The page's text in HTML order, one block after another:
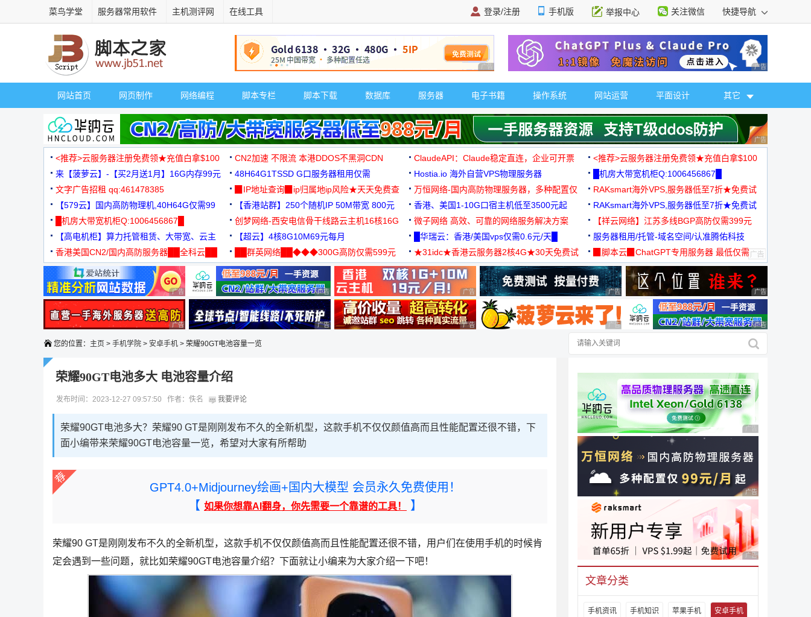
菜鸟学堂 服务器常用软件 主机测评网 在线工具 登录/注册 手机版 举报中心 关注微信 快捷导航
广告 商业广告，理性选择 广告 商业广告，理
网站首页 网页制作 网络编程 脚本专栏 脚本下载 数据库 服务器 电子书籍 操作系统 网站运营 平面设计 其它
广告 商业广告，理
<推荐>云服务器注册免费领★充值白拿$100 CN2加速 不限流 本港DDOS不黑洞CDN ClaudeAPI：Claude稳定直连，企业可开票
<推荐>云服务器注册免费领★充值白拿$100
来【菠萝云】-【买2月送1月】16G内存99元
48H64G1TSSD G口服务器租用仅需
3000+可免费测试
Hostia.io 海外自营VPS物理服务器
█机房大带宽机柜Q:1006456867█
文字广告招租 qq:461478385
▉IP地址查询▉ip归属地ip风险★天天免费查
万恒网络-国内高防物理服务器，多种配置仅
99元/月起
RAKsmart海外VPS,服务器低至7折★免费试
用★
【579云】国内高防物理机,40H64G仅需99
元
【香港站群】250个随机IP 50M带宽 800元 香港、美国1-10G口宿主机低至3500元起
RAKsmart海外VPS,服务器低至7折★免费试
用★
█机房大带宽机柜Q:1006456867█
创梦网络-西安电信骨干线路云主机16核16G
88元/月
微子网络 高效、可靠的网络服务解决方案
【祥云网络】江苏多线BGP高防仅需399元
【高电机柜】算力托管租赁、大带宽、云主
机
【超云】4核8G10M69元每月 █华瑞云：香港/美国vps仅需0.6元/天█
服务器租用/托管-域名空间/认准腾佑科技
香港美国CN2/国内高防服务器██全科云██
██群英网络██◆◆◆300G高防仅需599元
◆◆◆
★31idc★香港云服务器2核4G★30天免费试
用◆
▉脚本云▉ChatGPT专用服务器 最低仅需
19元/月
广告 商业广告，理性选择 广告 商业广告，理性选择 广告 商业广告，理性选择 广告 商业广告，理性选择 广告 商业广告，理
广告 商业广告，理性选择 广告 商业广告，理性选择 广告 商业广告，理性选择 广告 商业广告，理性选择 广告 商业广告，理
您的位置： 主页 > 手机学院 > 安卓手机 > 荣耀90GT电池容量一览
荣耀90GT电池多大 电池容量介绍
发布时间：2023-12-27 09:57:50 作者：佚名 我要评论
荣耀90GT电池多大？荣耀90 GT是刚刚发布不久的全新机型，这款手机不仅仅颜值高而且性能配置还很不错，下
面小编带来荣耀90GT电池容量一览，希望对大家有所帮助
GPT4.0+Midjourney绘画+国内大模型 会员永久免费使用！
【 如果你想靠AI翻身，你先需要一个靠谱的工具！ 】
荣耀90 GT是刚刚发布不久的全新机型，这款手机不仅仅颜值高而且性能配置还很不错，用户们在使用手机的时候肯
定会遇到一些问题，就比如荣耀90GT电池容量介绍？下面就让小编来为大家介绍一下吧！
广告 商业广告，理性
广告 商业广告，理性
广告 商业广告，理性
文章分类
手机资讯 手机知识 苹果手机 安卓手机